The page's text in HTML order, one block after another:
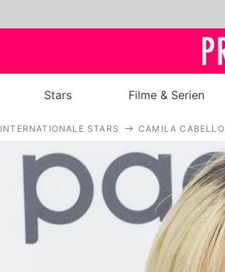
Stars Filme & Serien
INTERNATIONALE STARS CAMILA CABELLO